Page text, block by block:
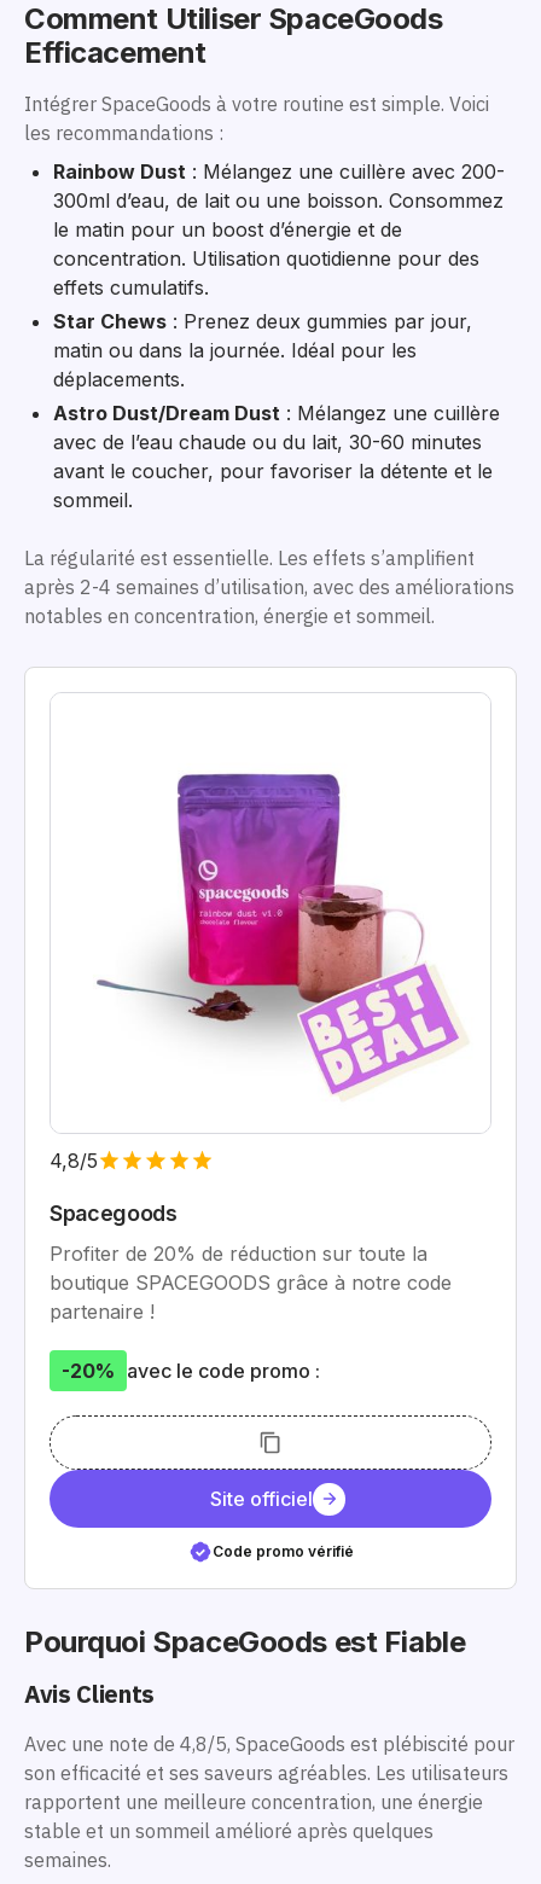
Comment Utiliser SpaceGoods
Efficacement
Intégrer SpaceGoods à votre routine est simple. Voici
les recommandations :
Rainbow Dust : Mélangez une cuillère avec 200-
300ml d’eau, de lait ou une boisson. Consommez
le matin pour un boost d’énergie et de
concentration. Utilisation quotidienne pour des
effets cumulatifs.
Star Chews : Prenez deux gummies par jour,
matin ou dans la journée. Idéal pour les
déplacements.
Astro Dust/Dream Dust : Mélangez une cuillère
avec de l’eau chaude ou du lait, 30-60 minutes
avant le coucher, pour favoriser la détente et le
sommeil.
La régularité est essentielle. Les effets s’amplifient
après 2-4 semaines d’utilisation, avec des améliorations
notables en concentration, énergie et sommeil.
4,8/5
Spacegoods
Profiter de 20% de réduction sur toute la
boutique SPACEGOODS grâce à notre code
partenaire !
-20% avec le code promo :
Site officiel
Code promo vérifié
Pourquoi SpaceGoods est Fiable
Avis Clients
Avec une note de 4,8/5, SpaceGoods est plébiscité pour
son efficacité et ses saveurs agréables. Les utilisateurs
rapportent une meilleure concentration, une énergie
stable et un sommeil amélioré après quelques
semaines.